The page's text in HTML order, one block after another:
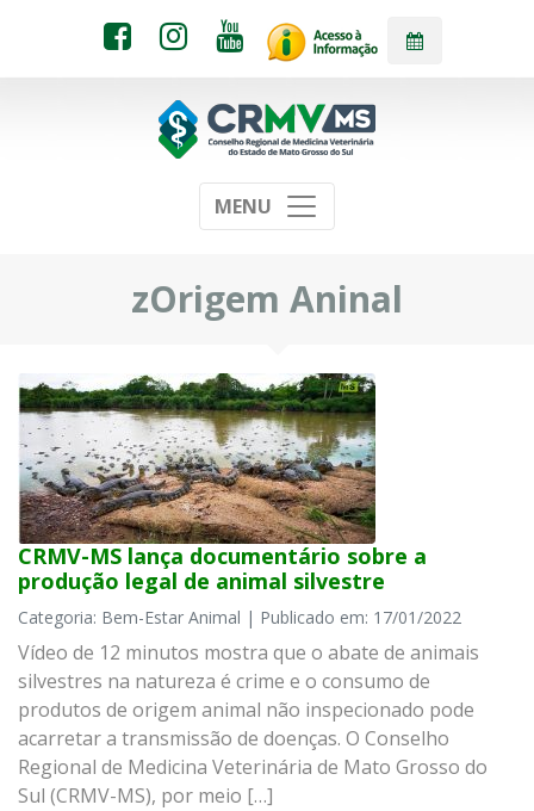
MENU
zOrigem Aninal
CRMV-MS lança documentário sobre a
produção legal de animal silvestre
Categoria: Bem-Estar Animal | Publicado em: 17/01/2022
Vídeo de 12 minutos mostra que o abate de animais
silvestres na natureza é crime e o consumo de
produtos de origem animal não inspecionado pode
acarretar a transmissão de doenças. O Conselho
Regional de Medicina Veterinária de Mato Grosso do
Sul (CRMV-MS), por meio […]